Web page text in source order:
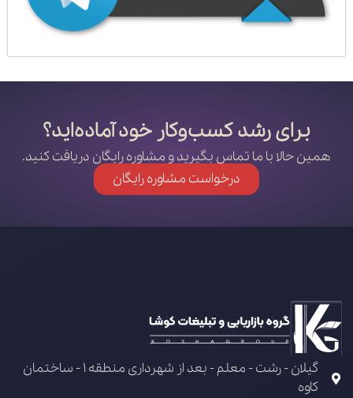
برای رشد کسب‌وکار خود آماده‌اید؟
همین حالا با ما تماس بگیرید و مشاوره رایگان دریافت کنید.
درخواست مشاوره رایگان
گیلان - رشت - معلم - بعد از شهرداری منطقه 1 - ساختمان
کاوه